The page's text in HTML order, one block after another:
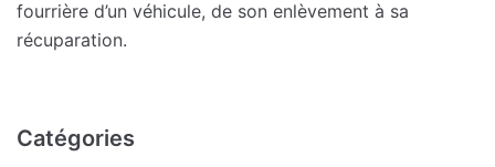
fourrière d’un véhicule, de son enlèvement à sa
récuparation.
Catégories